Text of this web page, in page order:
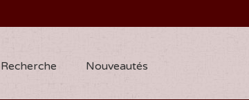
Recherche Nouveautés